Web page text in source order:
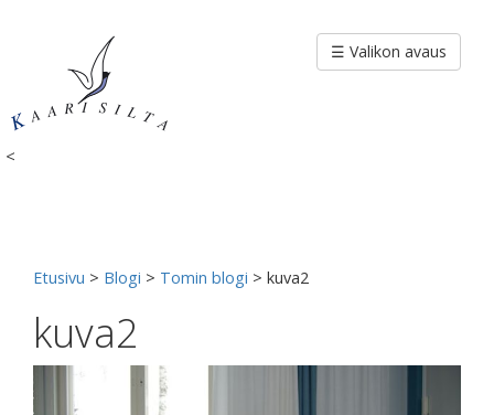
<
☰ Valikon avaus
Etusivu > Blogi > Tomin blogi > kuva2
kuva2